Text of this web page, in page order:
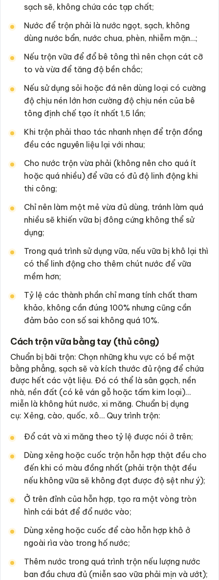
sạch sẽ, không chứa các tạp chất;
Nước để trộn phải là nước ngọt, sạch, không
dùng nước bẩn, nước chua, phèn, nhiễm mặn…;
Nếu trộn vữa để đổ bê tông thì nên chọn cát cỡ
to và vừa để tăng độ bền chắc;
Nếu sử dụng sỏi hoặc đá nên dùng loại có cường
độ chịu nén lớn hơn cường độ chịu nén của bê
tông định chế tạo ít nhất 1,5 lần;
Khi trộn phải thao tác nhanh nhẹn để trộn đồng
đều các nguyên liệu lại với nhau;
Cho nước trộn vừa phải (không nên cho quá ít
hoặc quá nhiều) để vữa có đủ độ linh động khi
thi công;
Chỉ nên làm một mẻ vừa đủ dùng, tránh làm quá
nhiều sẽ khiến vữa bị đông cứng không thể sử
dụng;
Trong quá trình sử dụng vữa, nếu vữa bị khô lại thì
có thể linh động cho thêm chút nước để vữa
mềm hơn;
Tỷ lệ các thành phần chỉ mang tính chất tham
khảo, không cần đúng 100% nhưng cũng cần
đảm bảo con số sai không quá 10%.
Cách trộn vữa bằng tay (thủ công)
Chuẩn bị bãi trộn: Chọn những khu vực có bề mặt
bằng phẳng, sạch sẽ và kích thước đủ rộng để chứa
được hết các vật liệu. Đó có thể là sân gạch, nền
nhà, nền đất (có kê ván gỗ hoặc tấm kim loại)…
miễn là không hút nước, xi măng. Chuẩn bị dụng
cụ: Xẻng, cào, quốc, xô… Quy trình trộn:
Đổ cát và xi măng theo tỷ lệ được nói ở trên;
Dùng xẻng hoặc cuốc trộn hỗn hợp thật đều cho
đến khi có màu đồng nhất (phải trộn thật đều
nếu không vữa sẽ không đạt được độ sệt như ý);
Ở trên đỉnh của hỗn hợp, tạo ra một vòng tròn
hình cái bát để đổ nước vào;
Dùng xẻng hoặc cuốc để cào hỗn hợp khô ở
ngoài rìa vào trong hố nước;
Thêm nước trong quá trình trộn nếu lượng nước
ban đầu chưa đủ (miễn sao vữa phải mịn và ướt);